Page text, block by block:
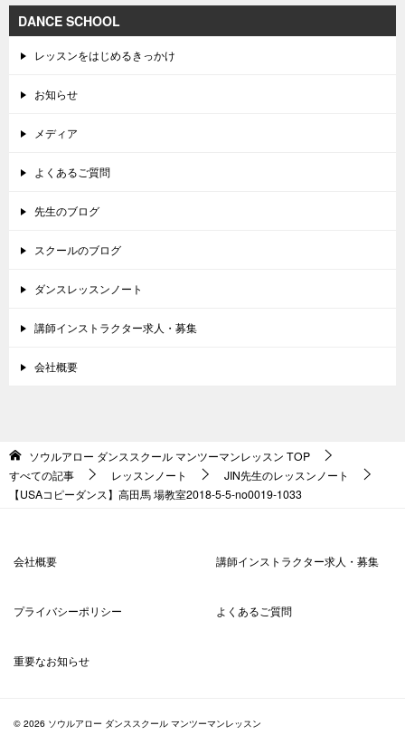
DANCE SCHOOL
レッスンをはじめるきっかけ
お知らせ
メディア
よくあるご質問
先生のブログ
スクールのブログ
ダンスレッスンノート
講師インストラクター求人・募集
会社概要
ソウルアロー ダンススクール マンツーマンレッスン TOP
すべての記事
レッスンノート
JIN先生のレッスンノート
【USAコピーダンス】高田馬 場教室2018-5-5-no0019-1033
会社概要 講師インストラクター求人・募集
プライバシーポリシー よくあるご質問
重要なお知らせ
© 2026 ソウルアロー ダンススクール マンツーマンレッスン